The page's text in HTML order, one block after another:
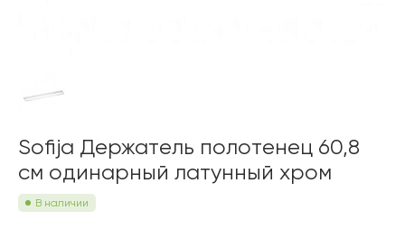
Sofija Держатель полотенец 60,8
см одинарный латунный хром
В наличии